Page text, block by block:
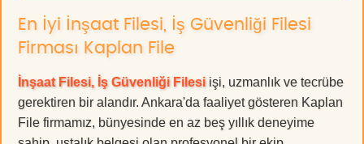
En İyi İnşaat Filesi, İş Güvenliği Filesi
Firması Kaplan File
İnşaat Filesi, İş Güvenliği Filesi işi, uzmanlık ve tecrübe
gerektiren bir alandır. Ankara'da faaliyet gösteren Kaplan
File firmamız, bünyesinde en az beş yıllık deneyime